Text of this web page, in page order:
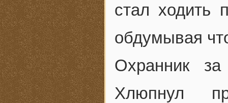
стал ходить
обдумывая
Охранник
Хлюпнул